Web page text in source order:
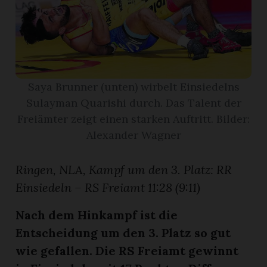
App
Ringen, NLA, Kampf um den 3. Platz: RR
Einsiedeln – RS Freiamt 11:28 (9:11)
Nach dem Hinkampf ist die
Entscheidung um den 3. Platz so gut
wie gefallen. Die RS Freiamt gewinnt